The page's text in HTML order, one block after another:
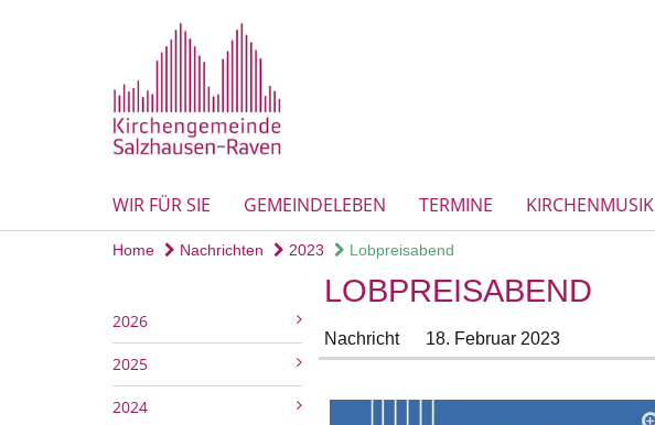
WIR FÜR SIE GEMEINDELEBEN TERMINE KIRCHENMUSIK
Home Nachrichten 2023 Lobpreisabend
2026
2025
2024
LOBPREISABEND
Nachricht 18. Februar 2023